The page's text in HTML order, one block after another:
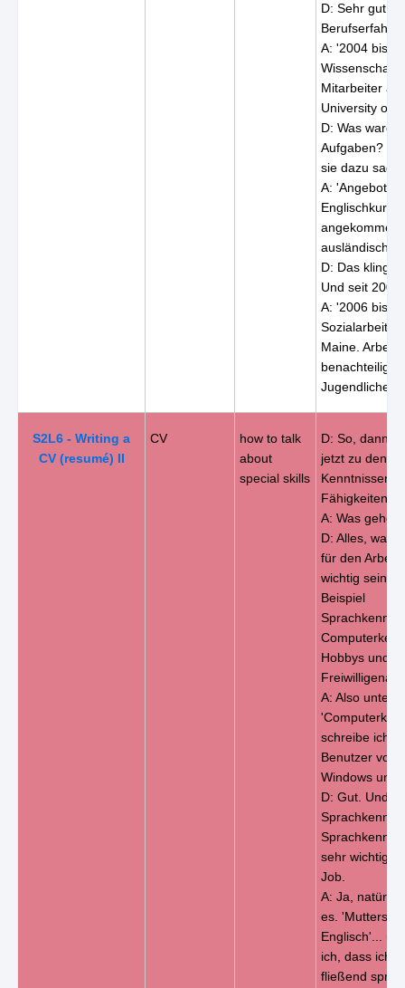
D: Sehr gut!
A: '2004 bis
Mitarbeiter an
University of
D: Was waren
Aufgaben?
sie dazu
A: 'Angebot
ausländische
D: Das klingt
Und seit
A: '2006 bis
Sozialarbeiter
Maine. Arbeit
Jugendlichen.'
S2L6 - Writing a
CV (resumé) II
CV
how to talk
about
special skills
D: So, dann
jetzt zu den
Kenntnissen
Fähigkeiten.
A: Was
D: Alles, was
für den
wichtig sein
Beispiel
Hobbys und
A: Also unter
schreibe ich:
Benutzer von
Windows und
D: Gut. Und
sehr wichtig
Job.
A: Ja,
es.
Englisch'...
ich, dass ich
fließend